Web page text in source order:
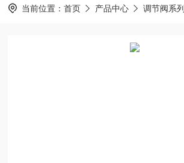
在线留言
当前位置： 首页 产品中心 调节阀系列